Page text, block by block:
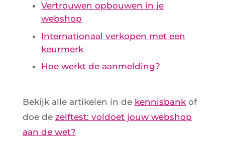
Vertrouwen opbouwen in je
webshop
Internationaal verkopen met een
keurmerk
Hoe werkt de aanmelding?
Bekijk alle artikelen in de kennisbankof
doe de zelftest: voldoet jouw webshop
aan de wet?